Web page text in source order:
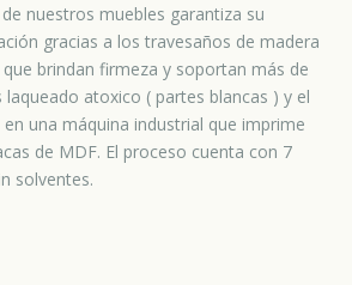
nuestros muebles garantiza su
gracias a los travesaños de madera
brindan firmeza y soportan más de
laqueado atoxico ( partes blancas ) y el
una máquina industrial que imprime
de MDF. El proceso cuenta con 7
solventes.